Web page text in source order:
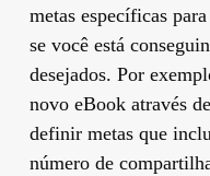
metas específicas
se você está
desejados. Por
novo eBook através
definir metas que
número de